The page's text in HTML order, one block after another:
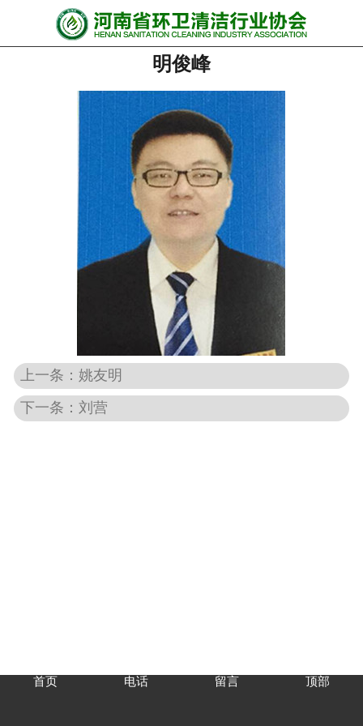
网站首页
会员风采
******培训
政策法规
党政要闻
联系我们
明俊峰
上一条：姚友明
下一条：刘营
首页 电话 留言 顶部